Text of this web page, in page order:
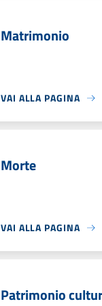
Matrimonio
VAI ALLA PAGINA
Morte
VAI ALLA PAGINA
Patrimonio